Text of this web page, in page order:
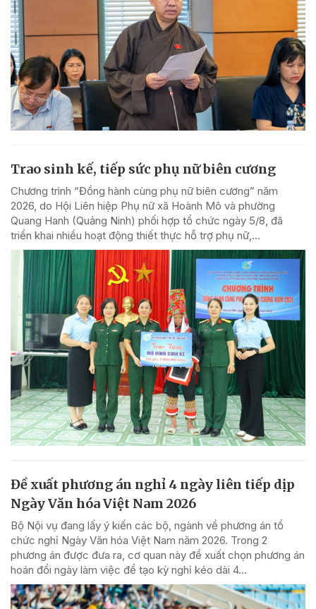
Trao sinh kế, tiếp sức phụ nữ biên cương
Chương trình “Đồng hành cùng phụ nữ biên cương” năm
2026, do Hội Liên hiệp Phụ nữ xã Hoành Mô và phường
Quang Hanh (Quảng Ninh) phối hợp tổ chức ngày 5/8, đã
triển khai nhiều hoạt động thiết thực hỗ trợ phụ nữ,...
Đề xuất phương án nghỉ 4 ngày liên tiếp dịp
Ngày Văn hóa Việt Nam 2026
Bộ Nội vụ đang lấy ý kiến các bộ, ngành về phương án tổ
chức nghỉ Ngày Văn hóa Việt Nam năm 2026. Trong 2
phương án được đưa ra, cơ quan này đề xuất chọn phương án
hoán đổi ngày làm việc để tạo kỳ nghỉ kéo dài 4...